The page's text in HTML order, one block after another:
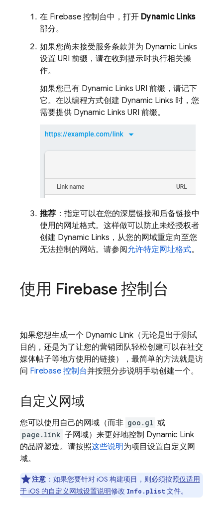
在 Firebase 控制台中，打开 Dynamic Links
部分。
如果您尚未接受服务条款并为 Dynamic Links
设置 URI 前缀，请在收到提示时执行相关操
作。
如果您已有 Dynamic Links URI 前缀，请记下
它。在以编程方式创建 Dynamic Links 时，您
需要提供 Dynamic Links URI 前缀。
推荐 ：指定可以在您的深层链接和后备链接中
使用的网址格式。这样做可以防止未经授权者
创建 Dynamic Links ，从您的网域重定向至您
无法控制的网站。请参阅允许特定网址格式。
使用 Firebase 控制台
如果您想生成一个 Dynamic Link （无论是出于测试
目的，还是为了让您的营销团队轻松创建可以在社交
媒体帖子等地方使用的链接），最简单的方法就是访
问 Firebase 控制台并按照分步说明手动创建一个。
自定义网域
您可以使用自己的网域（而非 goo.gl 或
page.link 子网域）来更好地控制 Dynamic Link
的品牌塑造。请按照这些说明为项目设置自定义网
域。
注意 ：如果您要针对 iOS 构建项目，则必须按照仅适用
于 iOS 的自定义网域设置说明修改 Info.plist 文件。